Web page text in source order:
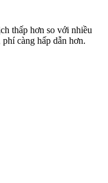
thấp hơn so với nhiều
càng hấp dẫn hơn.